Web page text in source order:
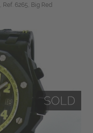
6265, Big Red